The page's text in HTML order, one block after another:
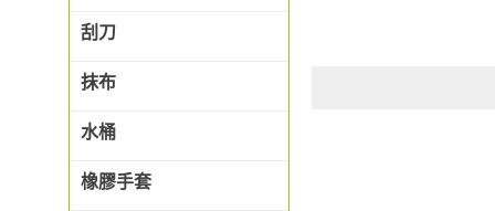
刮刀
抹布
水桶
橡膠手套